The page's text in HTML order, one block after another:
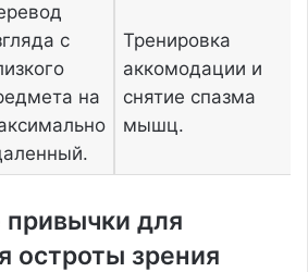
с
на
Тренировка
аккомодации и
снятие спазма
мышц.
для
остроты зрения